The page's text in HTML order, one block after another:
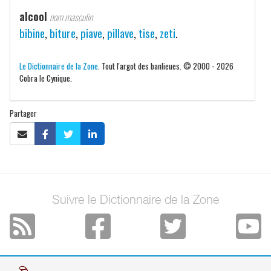
alcool nom masculin
bibine, biture, piave, pillave, tise, zeti.
Le Dictionnaire de la Zone . Tout l'argot des banlieues. © 2000 - 2026
Cobra le Cynique.
Partager
Suivre le Dictionnaire de la Zone